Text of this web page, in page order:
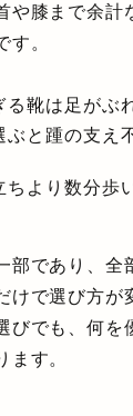
や膝まで余計
す。
る靴は足がぶ
ぶと踵の支え
ちより数分歩
部であり、全
けで選び方が
びでも、何を
ます。